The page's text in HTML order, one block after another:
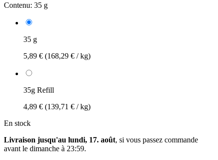
Contenu: 35 g
35 g
5,89 € (168,29 € / kg)
35g Refill
4,89 € (139,71 € / kg)
En stock
Livraison jusqu'au lundi, 17. août, si vous passez commande
avant le dimanche à 23:59.